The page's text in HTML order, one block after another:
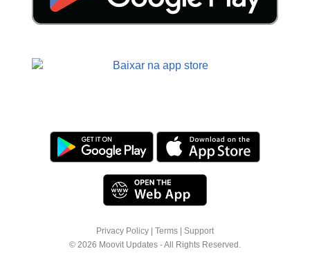
Privacy Policy Terms
Support
© 2026 Moovit Updates - All Rights Reserved.